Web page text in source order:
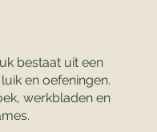
bestaat uit een
en oefeningen.
werkbladen en